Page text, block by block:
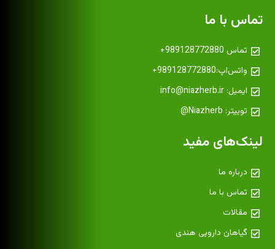
تماس با ما
تماس 989128772880+
واتس‌اپ:989128772880+
ایمیل: info@niazherb.ir
توییتر: Niazherb@
لینک‌های مفید
درباره ما
تماس با ما
مقالات
گیاهان دارویی هندی